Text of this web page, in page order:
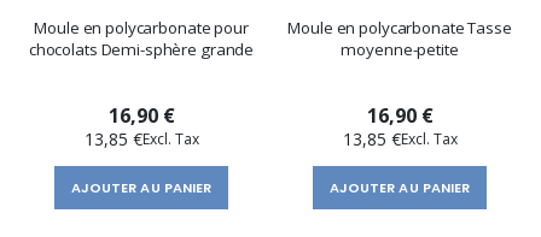
Moule en polycarbonate pour
chocolats Demi-sphère grande
16,90 €
13,85 €
AJOUTER AU PANIER
Moule en polycarbonate Tasse
moyenne-petite
16,90 €
13,85 €
AJOUTER AU PANIER